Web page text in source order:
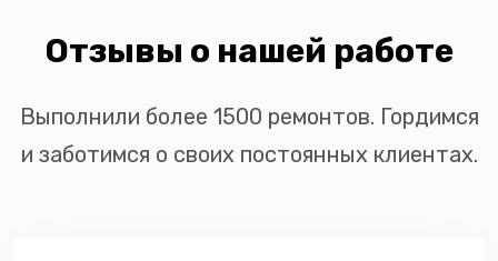
Отзывы о нашей работе
Выполнили более 1500 ремонтов. Гордимся
и заботимся о своих постоянных клиентах.